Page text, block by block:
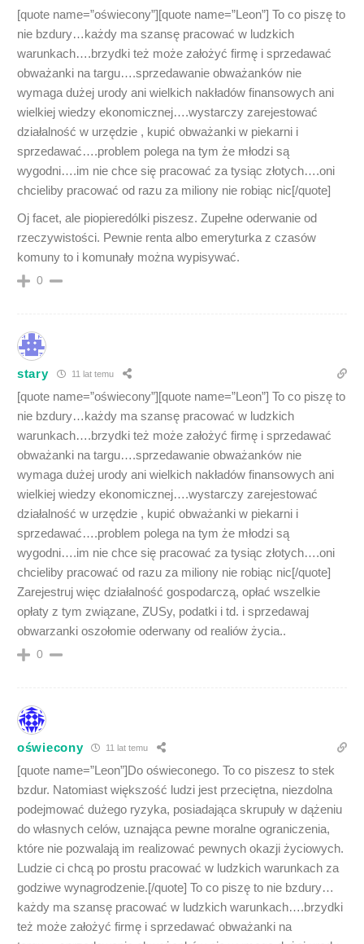
[quote name=”oświecony”][quote name=”Leon”] To co piszę to
nie bzdury…każdy ma szansę pracować w ludzkich
warunkach….brzydki też może założyć firmę i sprzedawać
obważanki na targu….sprzedawanie obważanków nie
wymaga dużej urody ani wielkich nakładów finansowych ani
wielkiej wiedzy ekonomicznej….wystarczy zarejestować
działalność w urzędzie , kupić obważanki w piekarni i
sprzedawać….problem polega na tym że młodzi są
wygodni….im nie chce się pracować za tysiąc złotych….oni
chcieliby pracować od razu za miliony nie robiąc nic[/quote]
Oj facet, ale piopieredólki piszesz. Zupełne oderwanie od
rzeczywistości. Pewnie renta albo emeryturka z czasów
komuny to i komunały można wypisywać.
0
stary 11 lat temu
[quote name=”oświecony”][quote name=”Leon”] To co piszę to
nie bzdury…każdy ma szansę pracować w ludzkich
warunkach….brzydki też może założyć firmę i sprzedawać
obważanki na targu….sprzedawanie obważanków nie
wymaga dużej urody ani wielkich nakładów finansowych ani
wielkiej wiedzy ekonomicznej….wystarczy zarejestować
działalność w urzędzie , kupić obważanki w piekarni i
sprzedawać….problem polega na tym że młodzi są
wygodni….im nie chce się pracować za tysiąc złotych….oni
chcieliby pracować od razu za miliony nie robiąc nic[/quote]
Zarejestruj więc działalność gospodarczą, opłać wszelkie
opłaty z tym związane, ZUSy, podatki i td. i sprzedawaj
obwarzanki oszołomie oderwany od realiów życia..
0
oświecony 11 lat temu
[quote name=”Leon”]Do oświeconego. To co piszesz to stek
bzdur. Natomiast większość ludzi jest przeciętna, niezdolna
podejmować dużego ryzyka, posiadająca skrupuły w dążeniu
do własnych celów, uznająca pewne moralne ograniczenia,
które nie pozwalają im realizować pewnych okazji życiowych.
Ludzie ci chcą po prostu pracować w ludzkich warunkach za
godziwe wynagrodzenie.[/quote] To co piszę to nie bzdury…
każdy ma szansę pracować w ludzkich warunkach….brzydki
też może założyć firmę i sprzedawać obważanki na